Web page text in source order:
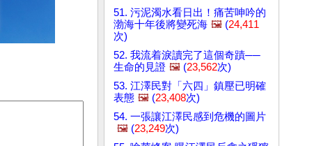
51. 污泥濁水看日出！痛苦呻吟的
渤海十年後將變死海 🖼️ (24,411
次)
52. 我流着淚讀完了這個奇蹟──
生命的見證 🖼️ (23,562次)
53. 江澤民對「六四」鎮壓已明確
表態 🖼️ (23,408次)
54. 一張讓江澤民感到危機的圖片
🖼️ (23,249次)